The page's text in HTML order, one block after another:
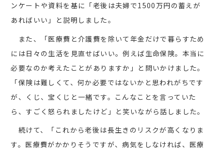
ンケートや資料を基に「老後は夫婦で1500万円の蓄えが
あればいい」と説明しました。
また、「医療費と介護費を除いて年金だけで暮らすため
には日々の生活を見直せばいい。例えば生命保険。本当に
必要なのか考えたことがありますか」と問いかけました。
「保険は難しくて、何か必要ではないかと思われがちです
が、くじ、宝くじと一緒です。こんなことを言っていた
ら、すごく怒られましたけど」と笑いながら話しました。
続けて、「これから老後は長生きのリスクが高くなりま
す。医療費がかかりそうですが、病気をしなければ、医療